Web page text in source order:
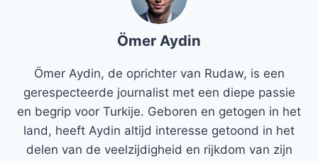
Ömer Aydin
Ömer Aydin, de oprichter van Rudaw, is een
gerespecteerde journalist met een diepe passie
en begrip voor Turkije. Geboren en getogen in het
land, heeft Aydin altijd interesse getoond in het
delen van de veelzijdigheid en rijkdom van zijn